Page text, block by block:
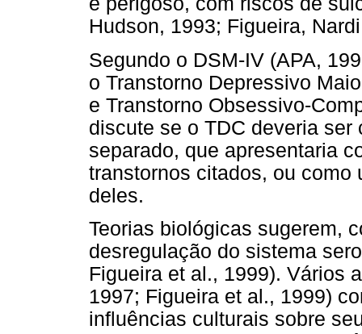
Hudson, 1993; Figueira,
Segundo o DSM-IV (APA,
o Transtorno Depressivo
e Transtorno Obsessivo-
discute se o TDC deveria
separado, que apresentaria
transtornos citados, ou como
deles.
Teorias biológicas sugerem,
desregulação do sistema
Figueira et al., 1999). Vários
1997; Figueira et al., 1999)
influências culturais sobre